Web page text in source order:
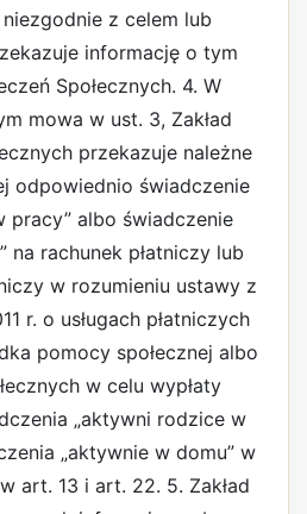
z celem lub
informację o tym
Społecznych. 4. W
mowa w ust. 3, Zakład
przekazuje należne
odpowiednio świadczenie
pracy” albo świadczenie
na rachunek płatniczy lub
w rozumieniu ustawy z
r. o usługach płatniczych
pomocy społecznej albo
w celu wypłaty
„aktywni rodzice w
„aktywnie w domu” w
art. 13 i art. 22. 5. Zakład